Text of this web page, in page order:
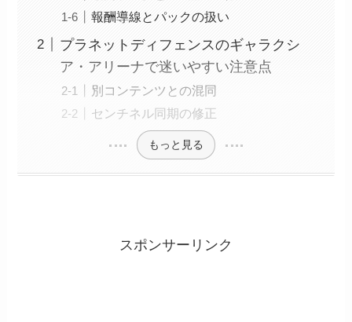
報酬導線とパックの扱い
プラネットディフェンスのギャラクシ
ア・アリーナで迷いやすい注意点
別コンテンツとの混同
センチネル同期の修正
もっと見る
スポンサーリンク